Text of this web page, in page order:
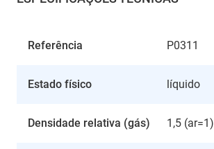
Referência P0311
Estado físico líquido
Densidade relativa (gás) 1,5 (ar=1)